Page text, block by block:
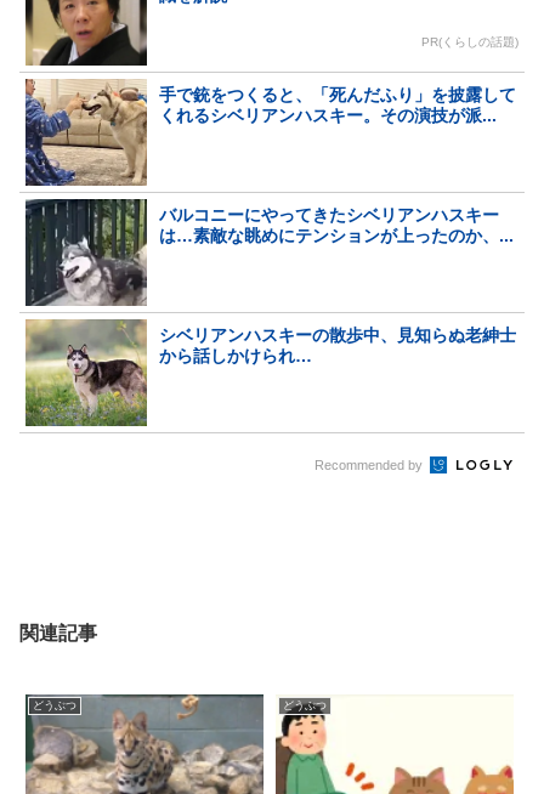
PR(くらしの話題)
手で銃をつくると、「死んだふり」を披露して
くれるシベリアンハスキー。その演技が派...
バルコニーにやってきたシベリアンハスキー
は…素敵な眺めにテンションが上ったのか、...
シベリアンハスキーの散歩中、見知らぬ老紳士
から話しかけられ…
Recommended by
関連記事
どうぶつ どうぶつ